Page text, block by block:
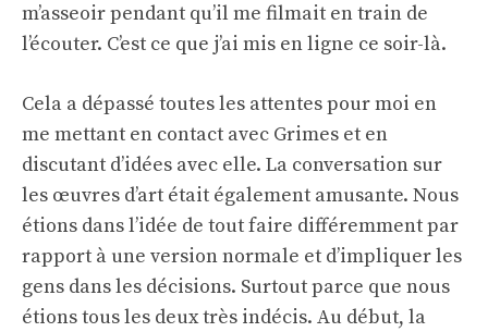
m’asseoir pendant qu’il me filmait en train de
l’écouter. C’est ce que j’ai mis en ligne ce soir-là.
Cela a dépassé toutes les attentes pour moi en
me mettant en contact avec Grimes et en
discutant d’idées avec elle. La conversation sur
les œuvres d’art était également amusante. Nous
étions dans l’idée de tout faire différemment par
rapport à une version normale et d’impliquer les
gens dans les décisions. Surtout parce que nous
étions tous les deux très indécis. Au début, la